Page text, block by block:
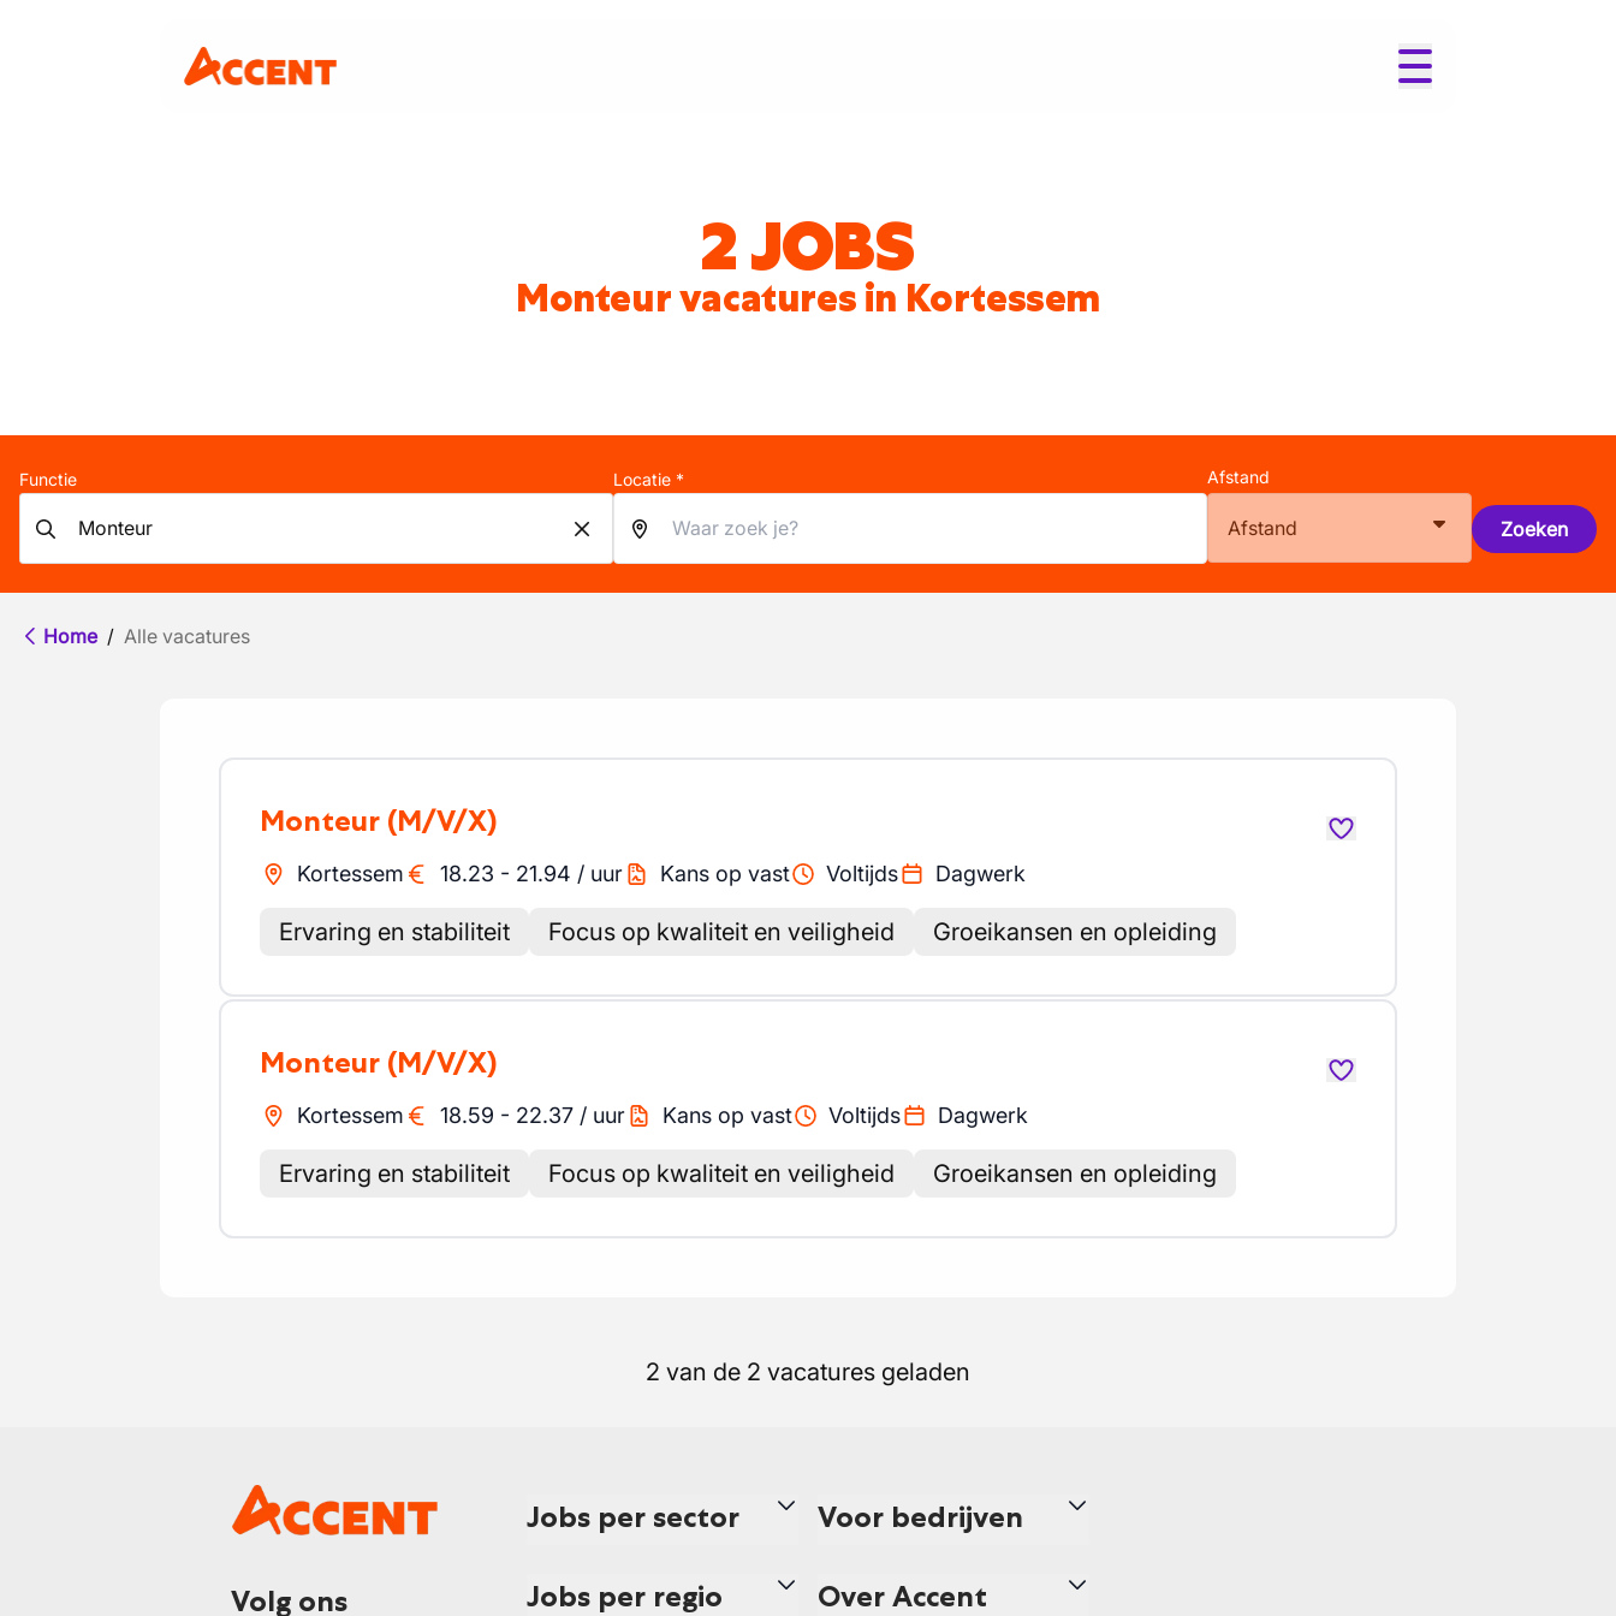
2 JOBS
Monteur vacatures in Kortessem
Functie Locatie * Afstand
Afstand Zoeken
Home / Alle vacatures
Monteur (M/V/X)
Kortessem 18.23 - 21.94 / uur Kans op vast Voltijds Dagwerk
Ervaring en stabiliteit Focus op kwaliteit en veiligheid Groeikansen en opleiding
Monteur (M/V/X)
Kortessem 18.59 - 22.37 / uur Kans op vast Voltijds Dagwerk
Ervaring en stabiliteit Focus op kwaliteit en veiligheid Groeikansen en opleiding
2 van de 2 vacatures geladen
Volg ons
Jobs per sector
Jobs per regio
Voor bedrijven
Over Accent